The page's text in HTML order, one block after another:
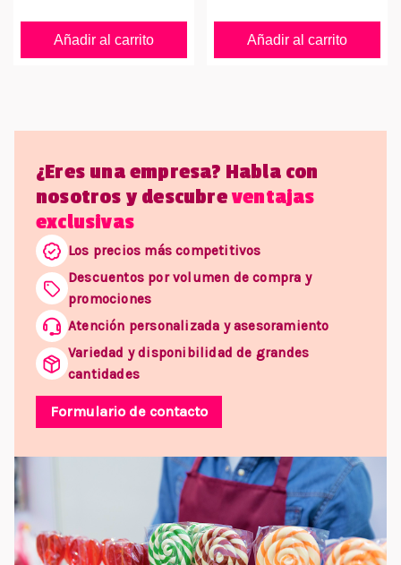
Añadir al carrito Añadir al carrito
¿Eres una empresa? Habla con
nosotros y descubreventajas
exclusivas
Los precios más competitivos
Descuentos por volumen de compra y
promociones
Atención personalizada y asesoramiento
Variedad y disponibilidad de grandes
cantidades
Formulario de contacto